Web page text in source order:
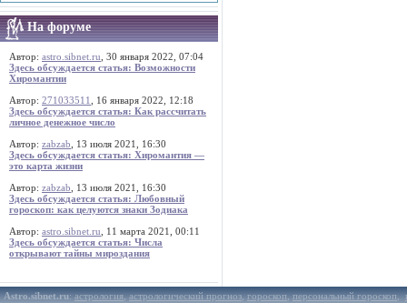
На форуме
Автор: astro.sibnet.ru , 30 января 2022, 07:04
Здесь обсуждается статья: Возможности
Хиромантии
Автор: 271033511
, 16 января 2022, 12:18
Здесь обсуждается статья: Как рассчитать
личное денежное число
Автор: zabzab , 13 июля 2021, 16:30
Здесь обсуждается статья: Хиромантия —
это карта жизни
Автор: zabzab , 13 июля 2021, 16:30
Здесь обсуждается статья: Любовный
гороскоп: как целуются знаки Зодиака
Автор: astro.sibnet.ru , 11 марта 2021, 00:11
Здесь обсуждается статья: Числа
открывают тайны мироздания
Astro.sibnet.ru:астрология,астрологический прогноз,гороскоп,персональный гороскоп,